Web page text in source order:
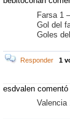
Farsa 1
Gol del
Goles
Responder 1
esdvalen comentó
Valencia